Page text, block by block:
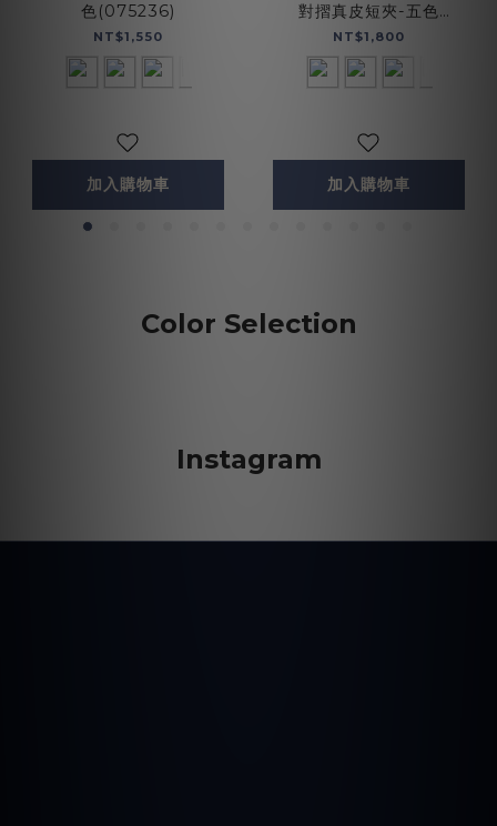
色(075236)
NT$1,550
加入購物車
對摺真皮短夾-五色
(075270)
NT$1,800
加入購物車
Color Selection
Instagram